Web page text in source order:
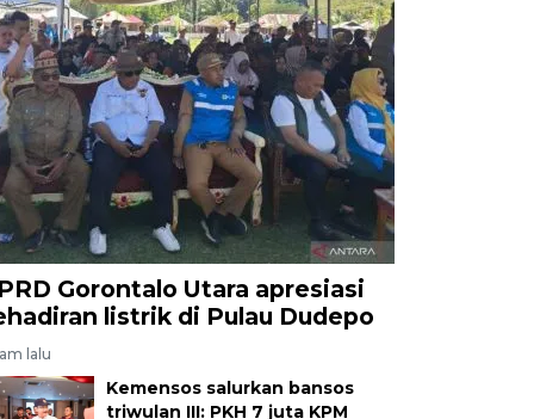
Gorontalo Utara apresiasi
listrik di Pulau Dudepo
lalu
Kemensos salurkan bansos
triwulan III: PKH 7 juta KPM